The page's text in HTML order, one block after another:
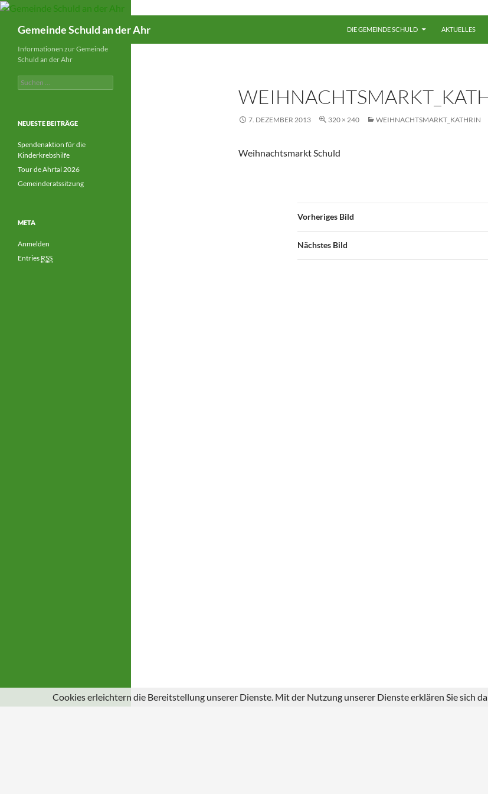
Gemeinde Schuld an der Ahr
DIE GEMEINDE SCHULD
AKTUELLES
7. DEZEMBER 2013 320 × 240 WEIHNACHTSMARKT_KATHRIN
Weihnachtsmarkt Schuld
Vorheriges Bild
Nächstes Bild
Informationen zur Gemeinde
Schuld an der Ahr
Suchen
nach:
NEUESTE BEITRÄGE
Spendenaktion für die
Kinderkrebshilfe
Tour de Ahrtal 2026
Gemeinderatssitzung
META
Anmelden
Entries RSS
Cookies erleichtern die Bereitstellung unserer Dienste. Mit der Nutzung unserer Dienste erklären Sie sich